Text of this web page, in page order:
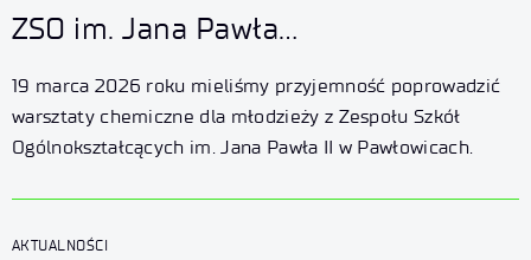
ZSO im. Jana Pawła
II w Pawłowicach
19 marca 2026 roku mieliśmy przyjemność poprowadzić
warsztaty chemiczne dla młodzieży z Zespołu Szkół
Ogólnokształcących im. Jana Pawła II w Pawłowicach.
AKTUALNOŚCI